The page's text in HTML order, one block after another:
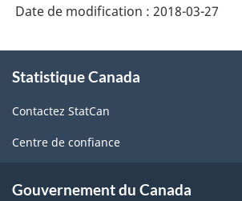
Date de modification : 2018-03-27
propos
ce
site
Statistique Canada
Contactez StatCan
Centre de confiance
Gouvernement du Canada